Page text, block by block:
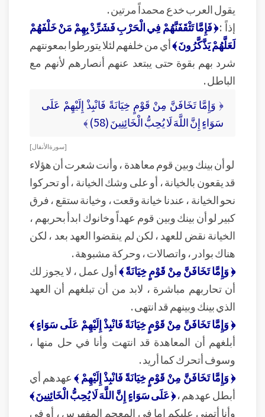
يقول العرب خدع محمداً مرتين .
إذاً :﴿ فَإِمَّا تَثْقَفَنَّهُمْ فِي الْحَرْبِ فَشَرِّدْ بِهِمْ مَنْ خَلْفَهُمْ
لَعَلَّهُمْ يَذَّكَّرُونَ ﴾أي من خلفهم لئلا يتورطوا بمعونتهم
شرد بهم بقوة حتى يبتعد عنهم أنصارهم لأنهم مع
الباطل .
﴿ وَإِمَّا تَخَافَنَّ مِنْ قَوْمٍ خِيَانَةً فَانْبِذْ إِلَيْهِمْ عَلَى
سَوَاءٍ إِنَّ اللَّهَ لَا يُحِبُّ الْخَائِنِينَ (58) ﴾
[ سورة الأنفال ]
لو أن بينك وبين قوم معاهدة ، وأنت شعرت أن هؤلاء
قد يقعون بالخيانة ، أو على وشك الخيانة ، أو تحركوا
نحو الخيانة ، عندنا خيانة وقعت ، وخيانة ستقع ، فرق
كبير لو أن بينك وبين قوم عهداً وخانوك ابدأ بحربهم ،
الخيانة نقض للعهد ، لكن لم ينقضوا العهد بعد ، لكن
هناك بوادر ، واتصالات ، وحركة مشبوهة .
﴿ وَإِمَّا تَخَافَنَّ مِنْ قَوْمٍ خِيَانَةً ﴾أول عمل ، لا يجوز لك
أن تحاربهم مباشرة ، لابد من أن تبلغهم أن العهد
الذي بينك وبينهم قد انتهى .
﴿ وَإِمَّا تَخَافَنَّ مِنْ قَوْمٍ خِيَانَةً فَانْبِذْ إِلَيْهِمْ عَلَى سَوَاءٍ ﴾
أبلغهم أن المعاهدة قد انتهت وأنا في حل منها ،
وسوف أتحرك كما أريد .
﴿ وَإِمَّا تَخَافَنَّ مِنْ قَوْمٍ خِيَانَةً فَانْبِذْ إِلَيْهِمْ ﴾عهدهم أي
أبطل عهدهم ،﴿ عَلَى سَوَاءٍ إِنَّ اللَّهَ لَا يُحِبُّ الْخَائِنِينَ ﴾
وأنا أتمنى عليكم إما في المعجم المفهرس ، أو في